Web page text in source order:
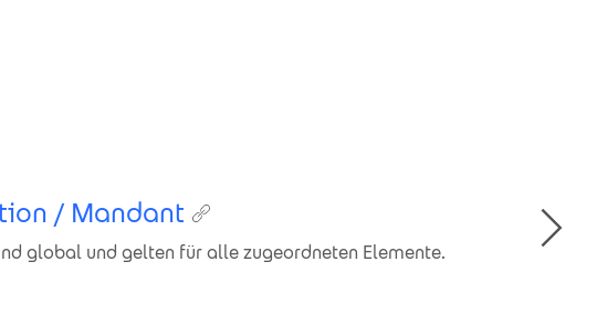
/ Mandant
global und gelten für alle zugeordneten Elemente.